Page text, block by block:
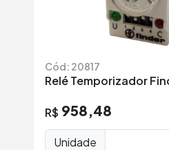
Cód: 20817
Relé Temporizador
R$ 958,48
Unidade